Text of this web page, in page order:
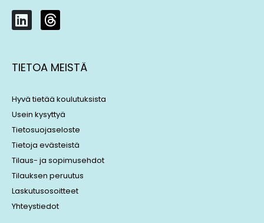
L
i
k
e
i
n
T
h
e
a
s
TIETOA MEISTÄ
Hyvä tietää koulutuksista
Usein kysyttyä
Tietosuojaseloste
Tietoja evästeistä
Tilaus- ja sopimusehdot
Tilauksen peruutus
Laskutusosoitteet
Yhteystiedot